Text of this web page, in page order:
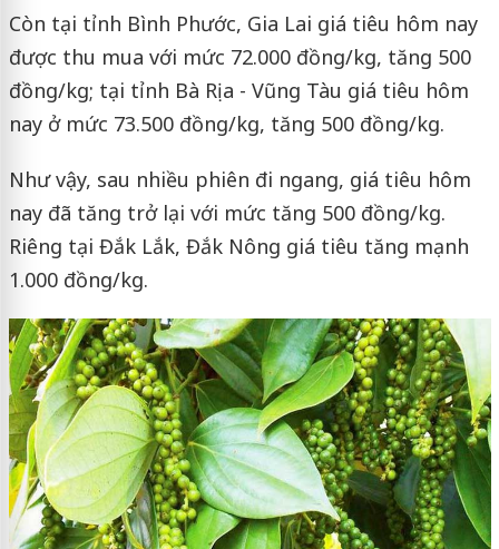
Còn tại tỉnh Bình Phước, Gia Lai giá tiêu hôm nay
được thu mua với mức 72.000 đồng/kg, tăng 500
đồng/kg; tại tỉnh Bà Rịa - Vũng Tàu giá tiêu hôm
nay ở mức 73.500 đồng/kg, tăng 500 đồng/kg.
Như vậy, sau nhiều phiên đi ngang, giá tiêu hôm
nay đã tăng trở lại với mức tăng 500 đồng/kg.
Riêng tại Đắk Lắk, Đắk Nông giá tiêu tăng mạnh
1.000 đồng/kg.